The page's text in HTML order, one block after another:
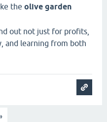
the olive garden
out not just for profits,
and learning from both